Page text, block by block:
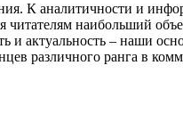
К аналитичности и
читателям наибольший
и актуальность – наши
различного ранга в